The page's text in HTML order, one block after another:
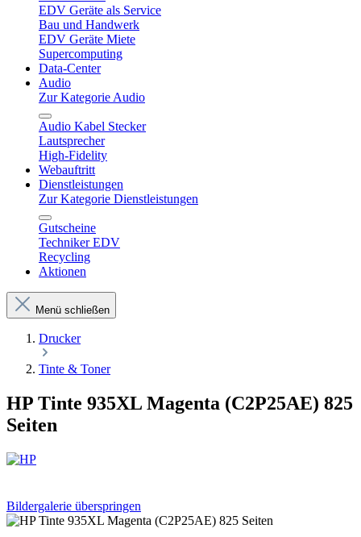
EDV Geräte als Service
Bau und Handwerk
EDV Geräte Miete
Supercomputing
Data-Center
Audio
Zur Kategorie Audio
Audio Kabel Stecker
Lautsprecher
High-Fidelity
Webauftritt
Dienstleistungen
Zur Kategorie Dienstleistungen
Gutscheine
Techniker EDV
Recycling
Aktionen
Menü schließen
Drucker
Tinte & Toner
HP Tinte 935XL Magenta (C2P25AE) 825
Seiten
Bildergalerie überspringen